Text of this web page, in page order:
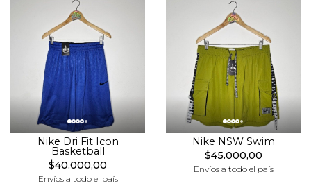
Nike Dri Fit Icon
Basketball
$40.000,00
Envíos a todo el país
Nike NSW Swim
$45.000,00
Envíos a todo el país